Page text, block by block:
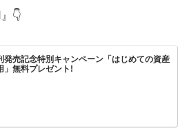
👇
発売記念特別キャンペーン「はじめての資産
」無料プレゼント!